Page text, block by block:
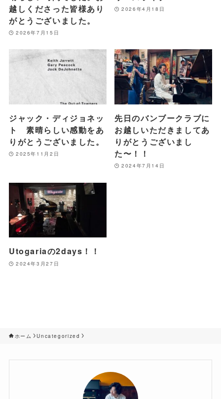
越しくださった皆様あり
がとうございました。
2026年7月15日
2026年4月18日
ジャック・ディジョネッ
ト 素晴らしい感動をあ
りがとうございました。
2025年11月2日
先日のバンブークラブに
お越しいただきましてあ
りがとうございまし
た〜！！
2024年7月14日
Utogariaの2days！！
2024年3月27日
ホーム Uncategorized